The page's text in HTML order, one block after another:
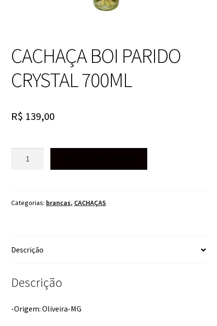
CACHAÇA BOI PARIDO
CRYSTAL 700ML
R$ 139,00
700ML
Categorias: brancas, CACHAÇAS
Descrição
Descrição
-Origem: Oliveira-MG